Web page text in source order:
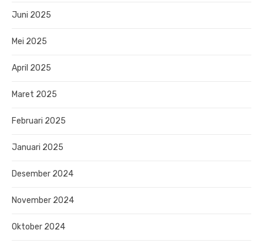
Juni 2025
Mei 2025
April 2025
Maret 2025
Februari 2025
Januari 2025
Desember 2024
November 2024
Oktober 2024